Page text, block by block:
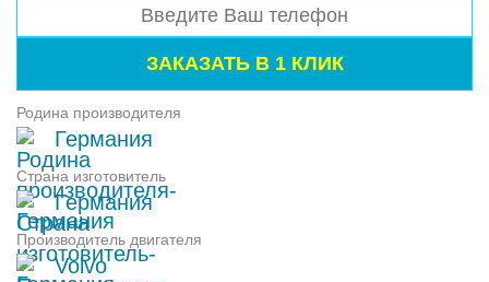
Родина производителя
Германия
Страна изготовитель
Германия
Производитель двигателя
Volvo